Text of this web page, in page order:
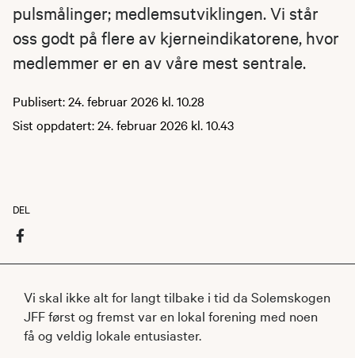
pulsmålinger; medlemsutviklingen. Vi står
oss godt på flere av kjerneindikatorene, hvor
medlemmer er en av våre mest sentrale.
Publisert: 24. februar 2026 kl. 10.28
Sist oppdatert: 24. februar 2026 kl. 10.43
DEL
Vi skal ikke alt for langt tilbake i tid da Solemskogen
JFF først og fremst var en lokal forening med noen
få og veldig lokale entusiaster.